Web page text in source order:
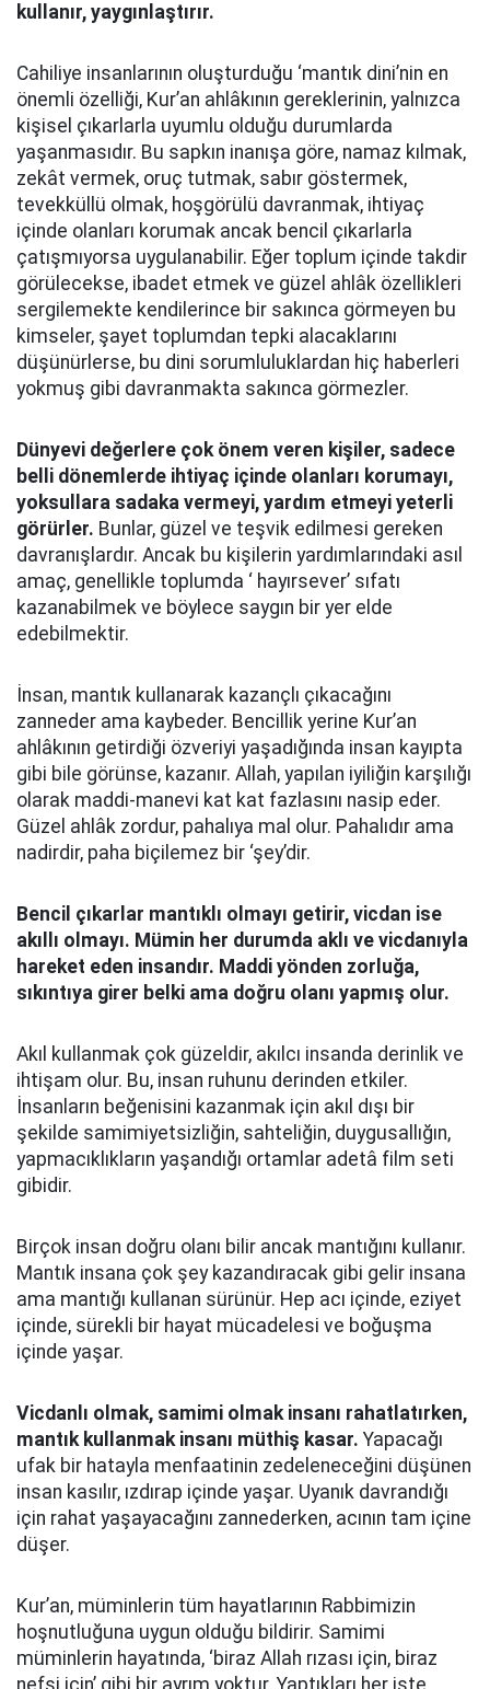
kullanır, yaygınlaştırır.
Cahiliye insanlarının oluşturduğu ‘mantık dini’nin en
önemli özelliği, Kur’an ahlâkının gereklerinin, yalnızca
kişisel çıkarlarla uyumlu olduğu durumlarda
yaşanmasıdır. Bu sapkın inanışa göre, namaz kılmak,
zekât vermek, oruç tutmak, sabır göstermek,
tevekküllü olmak, hoşgörülü davranmak, ihtiyaç
içinde olanları korumak ancak bencil çıkarlarla
çatışmıyorsa uygulanabilir. Eğer toplum içinde takdir
görülecekse, ibadet etmek ve güzel ahlâk özellikleri
sergilemekte kendilerince bir sakınca görmeyen bu
kimseler, şayet toplumdan tepki alacaklarını
düşünürlerse, bu dini sorumluluklardan hiç haberleri
yokmuş gibi davranmakta sakınca görmezler.
Dünyevi değerlere çok önem veren kişiler, sadece
belli dönemlerde ihtiyaç içinde olanları korumayı,
yoksullara sadaka vermeyi, yardım etmeyi yeterli
görürler. Bunlar, güzel ve teşvik edilmesi gereken
davranışlardır. Ancak bu kişilerin yardımlarındaki asıl
amaç, genellikle toplumda ‘ hayırsever’ sıfatı
kazanabilmek ve böylece saygın bir yer elde
edebilmektir.
İnsan, mantık kullanarak kazançlı çıkacağını
zanneder ama kaybeder. Bencillik yerine Kur’an
ahlâkının getirdiği özveriyi yaşadığında insan kayıpta
gibi bile görünse, kazanır. Allah, yapılan iyiliğin karşılığı
olarak maddi-manevi kat kat fazlasını nasip eder.
Güzel ahlâk zordur, pahalıya mal olur. Pahalıdır ama
nadirdir, paha biçilemez bir ‘şey’dir.
Bencil çıkarlar mantıklı olmayı getirir, vicdan ise
akıllı olmayı. Mümin her durumda aklı ve vicdanıyla
hareket eden insandır. Maddi yönden zorluğa,
sıkıntıya girer belki ama doğru olanı yapmış olur.
Akıl kullanmak çok güzeldir, akılcı insanda derinlik ve
ihtişam olur. Bu, insan ruhunu derinden etkiler.
İnsanların beğenisini kazanmak için akıl dışı bir
şekilde samimiyetsizliğin, sahteliğin, duygusallığın,
yapmacıklıkların yaşandığı ortamlar adetâ film seti
gibidir.
Birçok insan doğru olanı bilir ancak mantığını kullanır.
Mantık insana çok şey kazandıracak gibi gelir insana
ama mantığı kullanan sürünür. Hep acı içinde, eziyet
içinde, sürekli bir hayat mücadelesi ve boğuşma
içinde yaşar.
Vicdanlı olmak, samimi olmak insanı rahatlatırken,
mantık kullanmak insanı müthiş kasar. Yapacağı
ufak bir hatayla menfaatinin zedeleneceğini düşünen
insan kasılır, ızdırap içinde yaşar. Uyanık davrandığı
için rahat yaşayacağını zannederken, acının tam içine
düşer.
Kur’an, müminlerin tüm hayatlarının Rabbimizin
hoşnutluğuna uygun olduğu bildirir. Samimi
müminlerin hayatında, ‘biraz Allah rızası için, biraz
nefsi için’ gibi bir ayrım yoktur. Yaptıkları her işte